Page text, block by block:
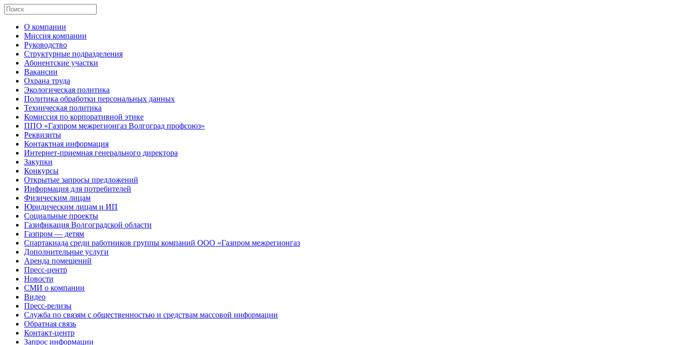
О компании
Миссия компании
Руководство
Структурные подразделения
Абонентские участки
Вакансии
Охрана труда
Экологическая политика
Политика обработки персональных данных
Техническая политика
Комиссия по корпоративной этике
ППО «Газпром межрегионгаз Волгоград профсоюз»
Реквизиты
Контактная информация
Интернет-приемная генерального директора
Закупки
Конкурсы
Открытые запросы предложений
Информация для потребителей
Физическим лицам
Юридическим лицам и ИП
Социальные проекты
Газификация Волгоградской области
Газпром — детям
Спартакиада среди работников группы компаний ООО «Газпром межрегионгаз
Дополнительные услуги
Аренда помещений
Пресс-центр
Новости
СМИ о компании
Видео
Пресс-релизы
Служба по связям с общественностью и средствам массовой информации
Обратная связь
Контакт-центр
Запрос информации